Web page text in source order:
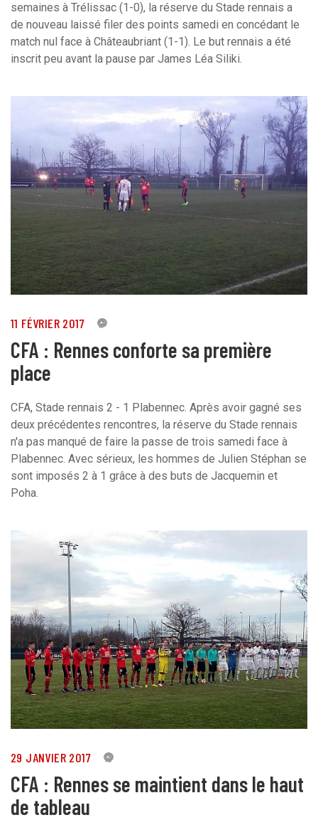
semaines à Trélissac (1-0), la réserve du Stade rennais a
de nouveau laissé filer des points samedi en concédant le
match nul face à Châteaubriant (1-1). Le but rennais a été
inscrit peu avant la pause par James Léa Siliki.
11 FÉVRIER 2017 7
CFA : Rennes conforte sa première
place
CFA, Stade rennais 2 - 1 Plabennec. Après avoir gagné ses
deux précédentes rencontres, la réserve du Stade rennais
n'a pas manqué de faire la passe de trois samedi face à
Plabennec. Avec sérieux, les hommes de Julien Stéphan se
sont imposés 2 à 1 grâce à des buts de Jacquemin et
Poha.
29 JANVIER 2017 3
CFA : Rennes se maintient dans le haut
de tableau